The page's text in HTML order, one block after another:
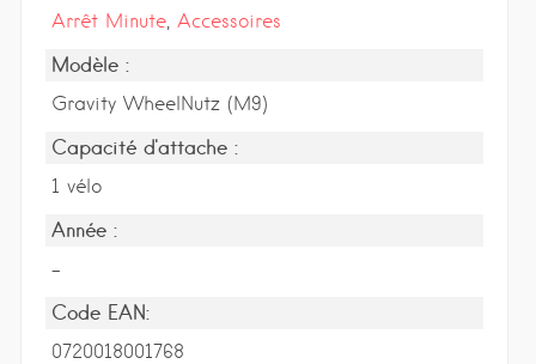
Arrêt Minute, Accessoires
Modèle :
Gravity WheelNutz (M9)
Capacité d'attache :
1 vélo
Année :
-
Code EAN:
0720018001768